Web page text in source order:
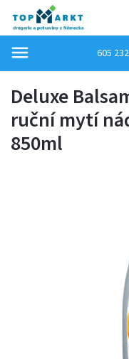
605
Deluxe
ruční mytí
850ml